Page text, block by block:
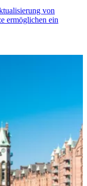
von
ermöglichen ein